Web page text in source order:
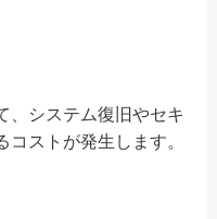
、システム復旧やセキ
コストが発生します。